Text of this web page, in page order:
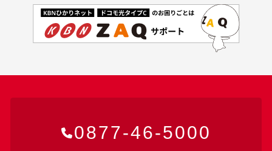
0877-46-5000